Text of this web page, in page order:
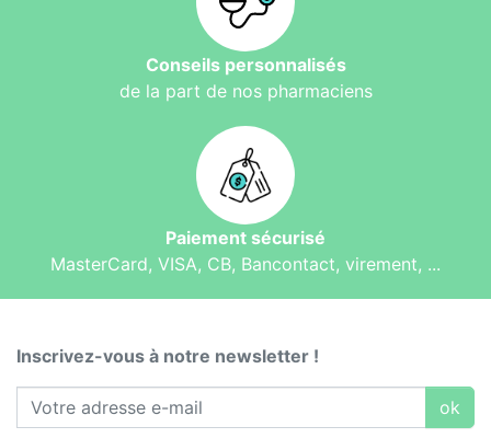
Conseils personnalisés
de la part de nos pharmaciens
Paiement sécurisé
MasterCard, VISA, CB, Bancontact, virement, ...
Inscrivez-vous à notre newsletter !
ok